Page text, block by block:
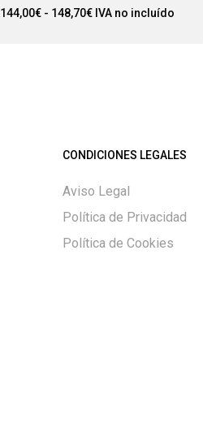
144,00€ - 148,70€Rango
IVA no incluído
CONDICIONES LEGALES
Aviso Legal
Política de Privacidad
Política de Cookies